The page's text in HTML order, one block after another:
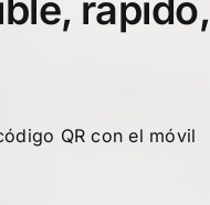
rápido,
QR con el móvil